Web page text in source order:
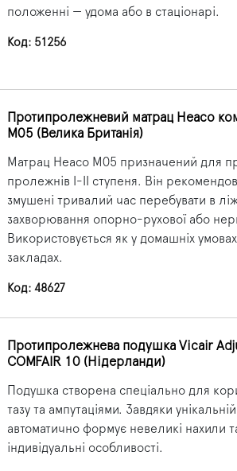
положенні — удома або в стаціонарі.
Код: 51256
Протипролежневий матрац Heaco
M05 (Велика Британія)
Матрац Heaco M05 призначений для
пролежнів І-ІІ ступеня. Він
змушені тривалий час перебувати в
захворювання опорно-рухової або
Використовується як у домашніх
закладах.
Код: 48627
Протипролежнева подушка Vicair
COMFAIR 10 (Нідерланди)
Подушка створена спеціально для
тазу та ампутаціями. Завдяки
автоматично формує невеликі нахили
індивідуальні особливості.